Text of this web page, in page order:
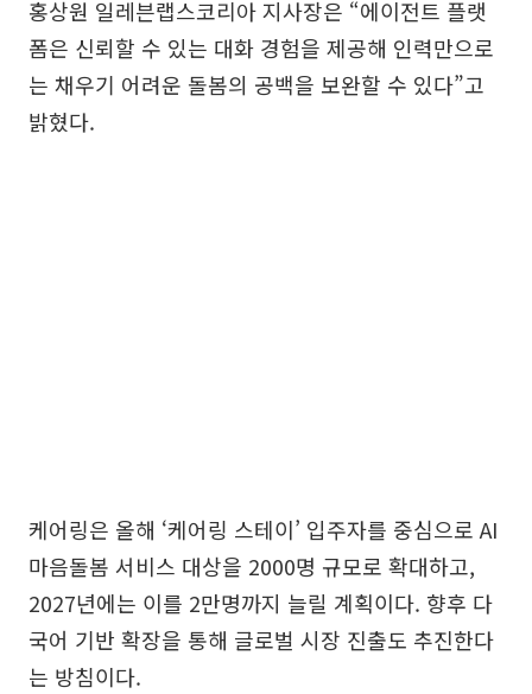
홍상원 일레븐랩스코리아 지사장은 “에이전트 플랫
폼은 신뢰할 수 있는 대화 경험을 제공해 인력만으로
는 채우기 어려운 돌봄의 공백을 보완할 수 있다”고
밝혔다.
케어링은 올해 ‘케어링 스테이’ 입주자를 중심으로 AI
마음돌봄 서비스 대상을 2000명 규모로 확대하고,
2027년에는 이를 2만명까지 늘릴 계획이다. 향후 다
국어 기반 확장을 통해 글로벌 시장 진출도 추진한다
는 방침이다.